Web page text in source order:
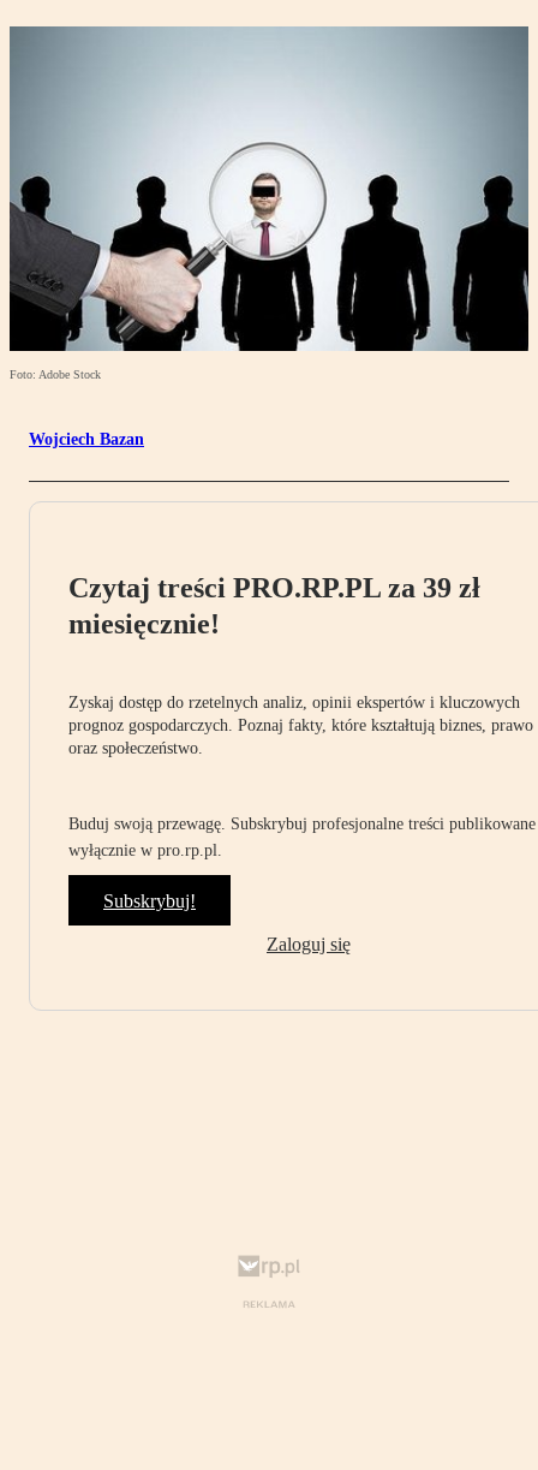
Foto: Adobe Stock
Wojciech Bazan
Czytaj treści PRO.RP.PL za 39 zł
miesięcznie!
Zyskaj dostęp do rzetelnych analiz, opinii ekspertów i kluczowych
prognoz gospodarczych. Poznaj fakty, które kształtują biznes, prawo
oraz społeczeństwo.
Buduj swoją przewagę. Subskrybuj profesjonalne treści publikowane
wyłącznie w pro.rp.pl.
Subskrybuj!
Zaloguj się